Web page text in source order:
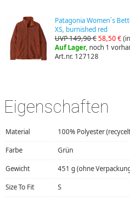
Patagonia Women´s
XS, burnished red
UVP 149,90 €58,50 €
Auf Lager, noch 1
Art.nr. 127128
Eigenschaften
Material 100% Polyester
Farbe Grün
Gewicht 451 g (ohne
Size To Fit S